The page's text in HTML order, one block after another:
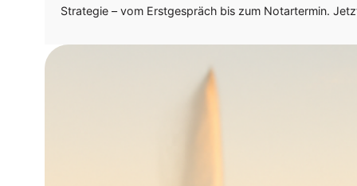
Strategie – vom Erstgespräch bis zum Notartermin.